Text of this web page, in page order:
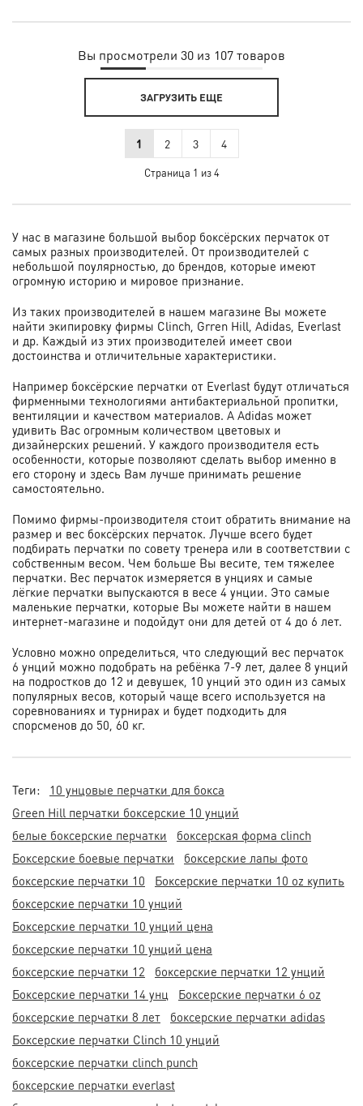
Вы просмотрели 30 из 107 товаров
ЗАГРУЗИТЬ ЕЩЕ
1 2 3 4
Страница 1 из 4
У нас в магазине большой выбор боксёрских перчаток от
самых разных производителей. От производителей с
небольшой поулярностью, до брендов, которые имеют
огромную историю и мировое признание.
Из таких производителей в нашем магазине Вы можете
найти экипировку фирмы Clinch, Grren Hill, Adidas, Everlast
и др. Каждый из этих производителей имеет свои
достоинства и отличительные характеристики.
Например боксёрские перчатки от Everlast будут отличаться
фирменными технологиями антибактериальной пропитки,
вентиляции и качеством материалов. А Adidas может
удивить Вас огромным количеством цветовых и
дизайнерских решений. У каждого производителя есть
особенности, которые позволяют сделать выбор именно в
его сторону и здесь Вам лучше принимать решение
самостоятельно.
Помимо фирмы-производителя стоит обратить внимание на
размер и вес боксёрских перчаток. Лучше всего будет
подбирать перчатки по совету тренера или в соответствии с
собственным весом. Чем больше Вы весите, тем тяжелее
перчатки. Вес перчаток измеряется в унциях и самые
лёгкие перчатки выпускаются в весе 4 унции. Это самые
маленькие перчатки, которые Вы можете найти в нашем
интернет-магазине и подойдут они для детей от 4 до 6 лет.
Условно можно определиться, что следующий вес перчаток
6 унций можно подобрать на ребёнка 7-9 лет, далее 8 унций
на подростков до 12 и девушек, 10 унций это один из самых
популярных весов, который чаще всего используется на
соревнованиях и турнирах и будет подходить для
спорсменов до 50, 60 кг.
Теги:
10 унцовые перчатки для бокса
Green Hill перчатки боксерские 10 унций
белые боксерские перчатки
боксерская форма clinch
Боксерские боевые перчатки
боксерские лапы фото
боксерские перчатки 10
Боксерские перчатки 10 oz купить
боксерские перчатки 10 унций
Боксерские перчатки 10 унций цена
боксерские перчатки 10 унций цена
боксерские перчатки 12
боксерские перчатки 12 унций
Боксерские перчатки 14 унц
Боксерские перчатки 6 oz
боксерские перчатки 8 лет
боксерские перчатки adidas
Боксерские перчатки Clinch 10 унций
боксерские перчатки clinch punch
боксерские перчатки everlast